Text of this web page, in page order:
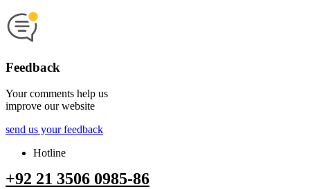
Feedback
Your comments help us
improve our website
send us your feedback
Hotline
+92 21 3506 0985-86